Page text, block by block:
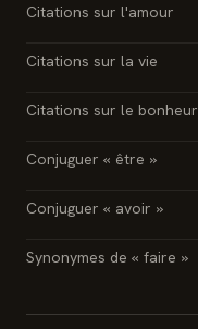
Citations sur l'amour
Citations sur la vie
Citations sur le bonheur
Conjuguer « être »
Conjuguer « avoir »
Synonymes de « faire »